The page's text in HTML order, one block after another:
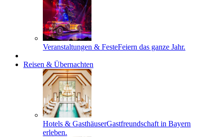
Veranstaltungen & FesteFeiern das ganze Jahr.
Reisen & Übernachten
Hotels & GasthäuserGastfreundschaft in Bayern
erleben.